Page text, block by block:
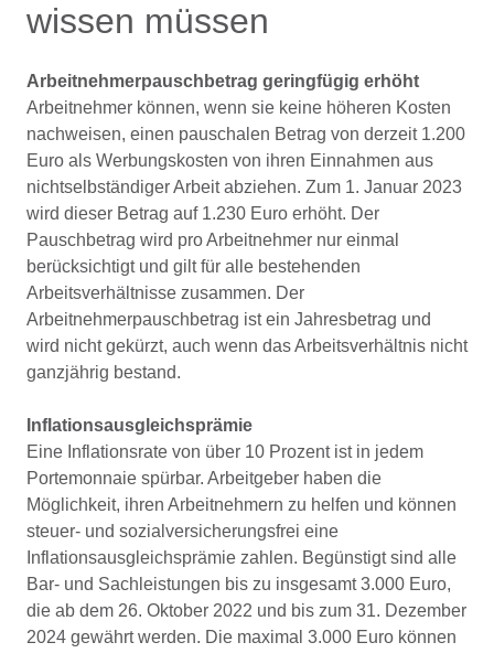
wissen müssen
Arbeitnehmerpauschbetrag geringfügig erhöht
Arbeitnehmer können, wenn sie keine höheren Kosten
nachweisen, einen pauschalen Betrag von derzeit 1.200
Euro als Werbungskosten von ihren Einnahmen aus
nichtselbständiger Arbeit abziehen. Zum 1. Januar 2023
wird dieser Betrag auf 1.230 Euro erhöht. Der
Pauschbetrag wird pro Arbeitnehmer nur einmal
berücksichtigt und gilt für alle bestehenden
Arbeitsverhältnisse zusammen. Der
Arbeitnehmerpauschbetrag ist ein Jahresbetrag und
wird nicht gekürzt, auch wenn das Arbeitsverhältnis nicht
ganzjährig bestand.
Inflationsausgleichsprämie
Eine Inflationsrate von über 10 Prozent ist in jedem
Portemonnaie spürbar. Arbeitgeber haben die
Möglichkeit, ihren Arbeitnehmern zu helfen und können
steuer- und sozialversicherungsfrei eine
Inflationsausgleichsprämie zahlen. Begünstigt sind alle
Bar- und Sachleistungen bis zu insgesamt 3.000 Euro,
die ab dem 26. Oktober 2022 und bis zum 31. Dezember
2024 gewährt werden. Die maximal 3.000 Euro können